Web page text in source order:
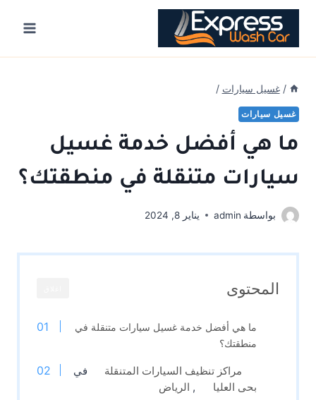
Skip
content
/ غسيل سيارات /
غسيل سيارات
ما هي أفضل خدمة غسيل
سيارات متنقلة في منطقتك؟
بواسطة admin يناير 8, 2024
المحتوى
ما هي أفضل خدمة غسيل سيارات متنقلة في
منطقتك؟
مراكز تنظيف السيارات المتنقلة
في
بحى العليا
, الرياض